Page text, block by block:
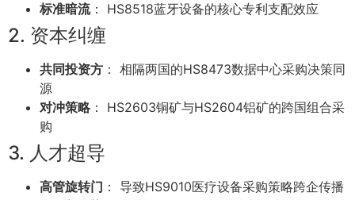
标准暗流： HS8518蓝牙设备的核心专利支配效应
2. 资本纠缠
共同投资方 ： 相隔两国的HS8473数据中心采购决策同
源
对冲策略： HS2603铜矿与HS2604铝矿的跨国组合采
购
3. 人才超导
高管旋转门 ： 导致HS9010医疗设备采购策略跨企传播